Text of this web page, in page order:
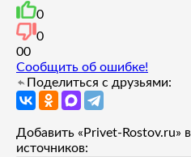
0
0
00
Сообщить об ошибке!
Поделиться с друзьями:
Добавить «Privet-Rostov.ru»
источников: